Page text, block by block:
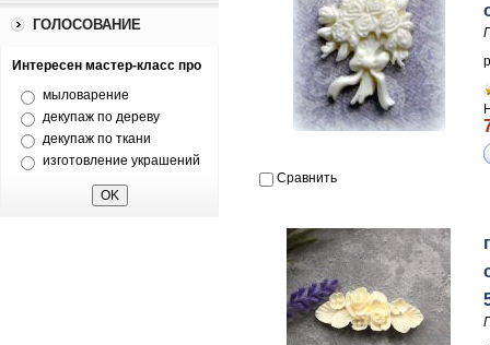
ГОЛОСОВАНИЕ
Интересен мастер-класс про
мыловарение
декупаж по дереву
декупаж по ткани
изготовление украшений
Сравнить